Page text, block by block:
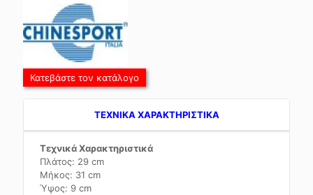
Κατεβάστε τον κατάλογο
TEXNIKA ΧΑΡΑΚΤΗΡΙΣΤΙΚΑ
Τεχνικά Χαρακτηριστικά
Πλάτος: 29 cm
Μήκος: 31 cm
Ύψος: 9 cm